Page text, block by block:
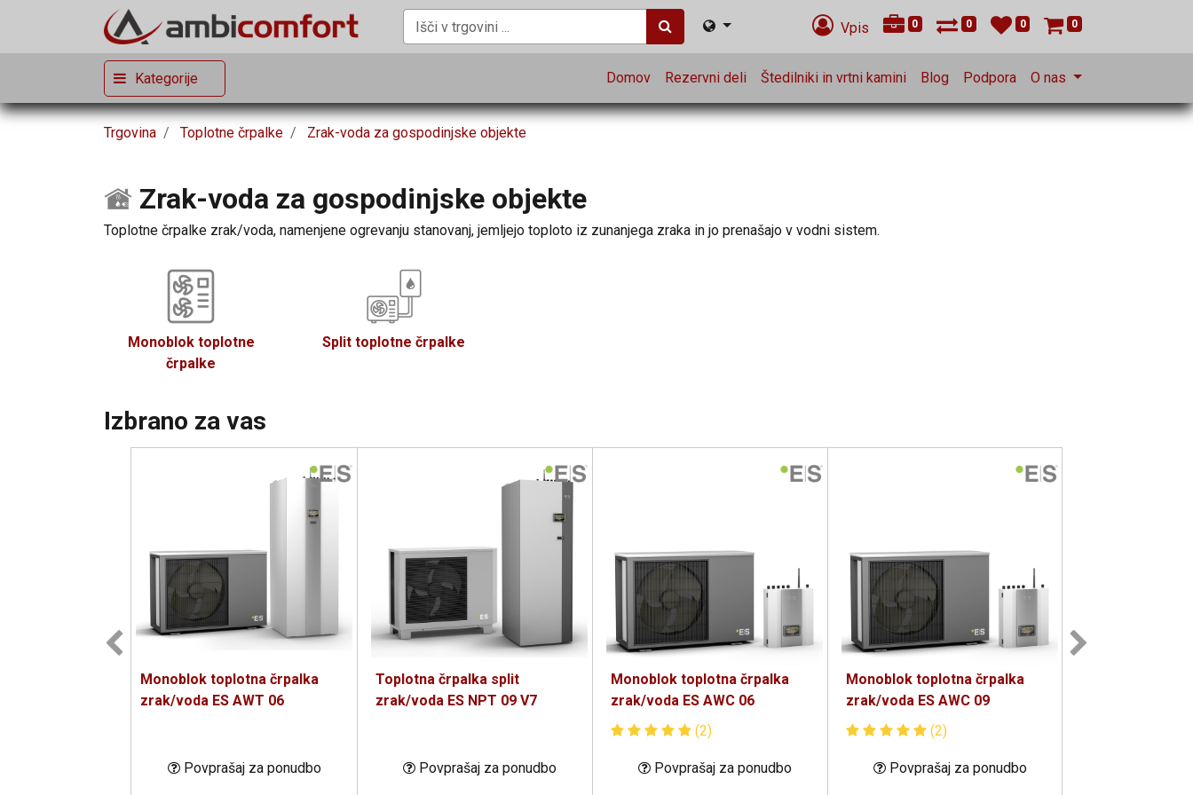
Vpis 0 0 0 0
Kategorije Domov Rezervni deli Štedilniki in vrtni kamini Blog Podpora O nas
Trgovina Toplotne črpalke Zrak-voda za gospodinjske objekte
Zrak-voda za gospodinjske objekte
Toplotne črpalke zrak/voda, namenjene ogrevanju stanovanj, jemljejo toploto iz zunanjega zraka in jo prenašajo v vodni sistem.
Monoblok toplotne
črpalke
Split toplotne črpalke
Izbrano za vas
Monoblok toplotna črpalka
zrak/voda ES AWT 06
Povprašaj za ponudbo
Toplotna črpalka split
zrak/voda ES NPT 09 V7
Povprašaj za ponudbo
Monoblok toplotna črpalka
zrak/voda ES AWC 06
(2)
Povprašaj za ponudbo
Monoblok toplotna črpalka
zrak/voda ES AWC 09
(2)
Povprašaj za ponudbo